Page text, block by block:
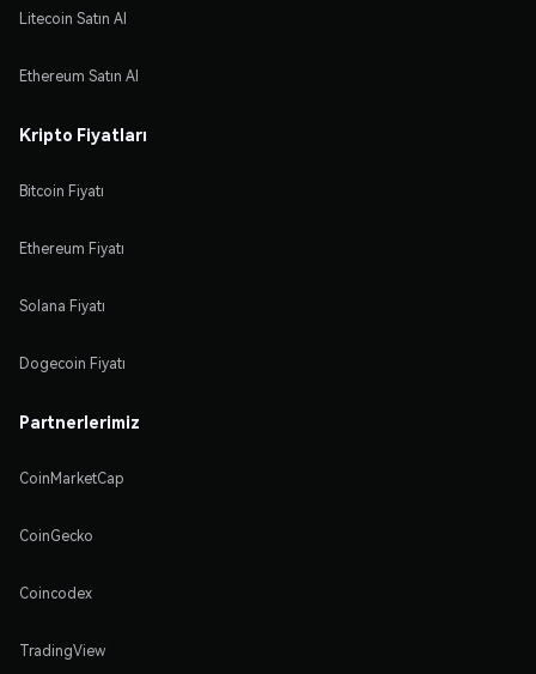
Litecoin Satın Al
Ethereum Satın Al
Kripto Fiyatları
Bitcoin Fiyatı
Ethereum Fiyatı
Solana Fiyatı
Dogecoin Fiyatı
Partnerlerimiz
CoinMarketCap
CoinGecko
Coincodex
TradingView